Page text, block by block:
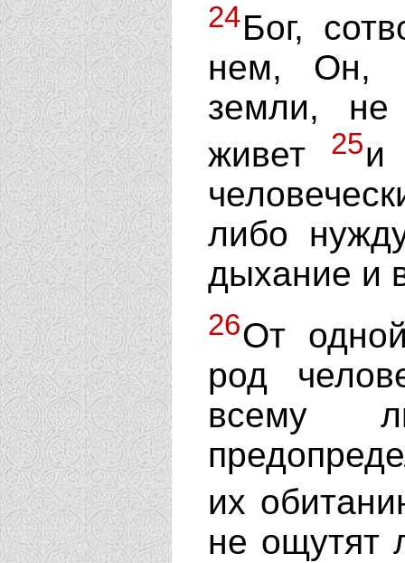
24Бог,
нем, Он,
земли, не
живет
25и
либо
дыхание и
26От
род
всему
их
не ощутят